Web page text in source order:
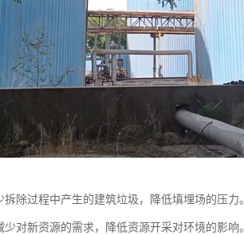
除过程中产生的建筑垃圾，降低填埋场的压力
对新资源的需求，降低资源开采对环境的影响